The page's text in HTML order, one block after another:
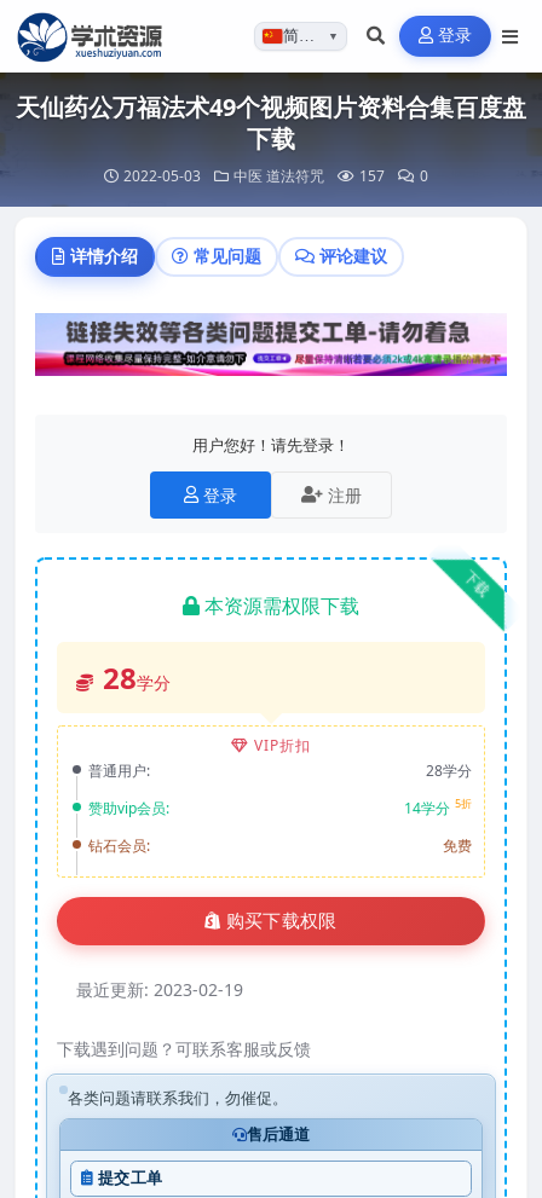
简体…▼ 登录
天仙药公万福法术49个视频图片资料合集百度盘
下载
2022-05-03 中医 道法符咒 157 0
详情介绍 常见问题 评论建议
用户您好！请先登录！
登录 注册
下载
本资源需权限下载
28学分
VIP折扣
普通用户:
28学分
赞助vip会员:
14学分 5折
钻石会员: 免费
购买下载权限
最近更新: 2023-02-19
下载遇到问题？可联系客服或反馈
各类问题请联系我们，勿催促。
售后通道
提交工单